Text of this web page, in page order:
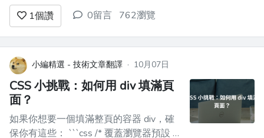
是，近一個月，點進去，都是一般的顏色，表示已讀的意思
這有點怪，經測試，本機不會這樣 觀察 developer console
network tab 發現是...
1個讚 0留言 762瀏覽
小編精選 - 技術文章翻譯 · 10月07日
CSS 小挑戰：如何用 div 填滿頁
面？
如果你想要一個填滿整頁的容器 div，確
保你有這些： ```css /* 覆蓋瀏覽器預設 */